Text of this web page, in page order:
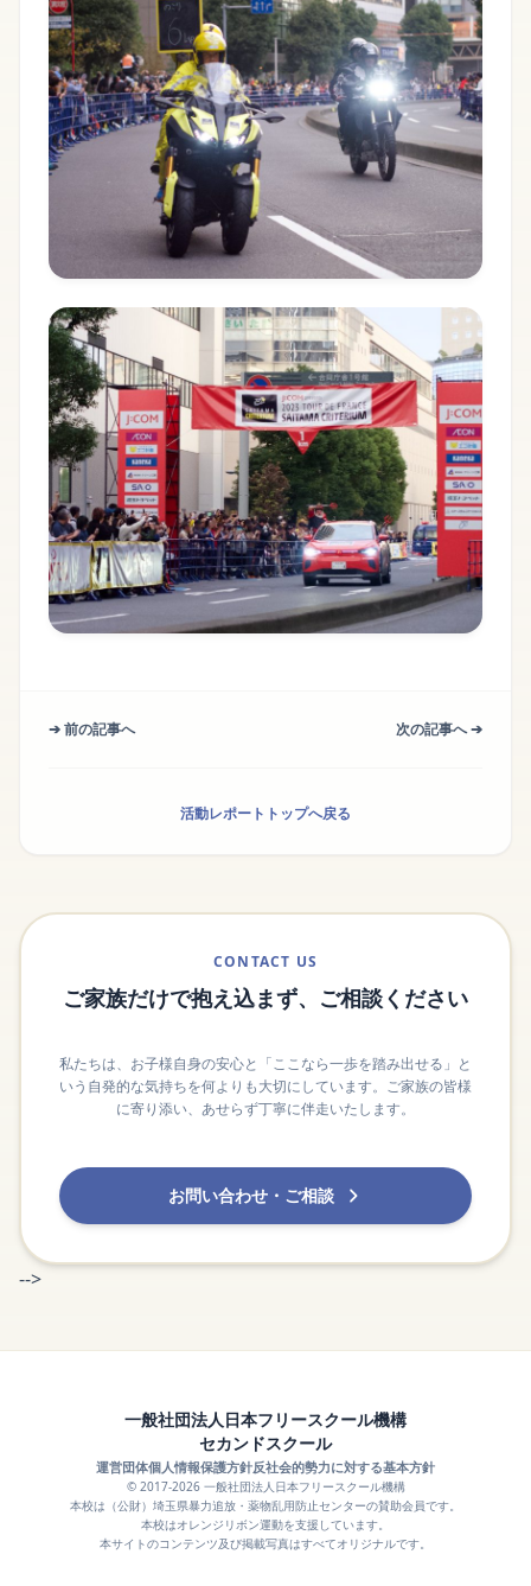
➔ 前の記事へ 次の記事へ ➔
活動レポートトップへ戻る
CONTACT US
ご家族だけで抱え込まず、ご相談ください
私たちは、お子様自身の安心と「ここなら一歩を踏み出せる」と
いう自発的な気持ちを何よりも大切にしています。ご家族の皆様
に寄り添い、あせらず丁寧に伴走いたします。
お問い合わせ・ご相談
-->
一般社団法人日本フリースクール機構
セカンドスクール
運営団体個人情報保護方針反社会的勢力に対する基本方針
© 2017-2026 一般社団法人日本フリースクール機構
本校は（公財）埼玉県暴力追放・薬物乱用防止センターの賛助会員です。
本校はオレンジリボン運動を支援しています。
本サイトのコンテンツ及び掲載写真はすべてオリジナルです。